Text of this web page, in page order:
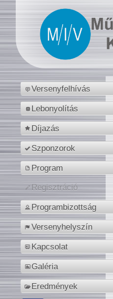
Versenyfelhívás
Lebonyolítás
Díjazás
Szponzorok
Program
Regisztráció
Programbizottság
Versenyhelyszín
Kapcsolat
Galéria
Eredmények